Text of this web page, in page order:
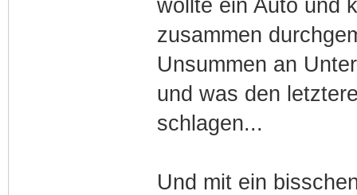
wollte ein Auto und
zusammen
Unsummen an
und was den
schlagen...
Und mit ein